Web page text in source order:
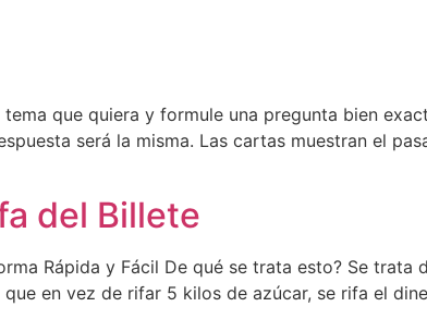
que quiera y formule una pregunta bien
será la misma. Las cartas muestran el
del Billete
Rápida y Fácil De qué se trata esto? Se
en vez de rifar 5 kilos de azúcar, se rifa el